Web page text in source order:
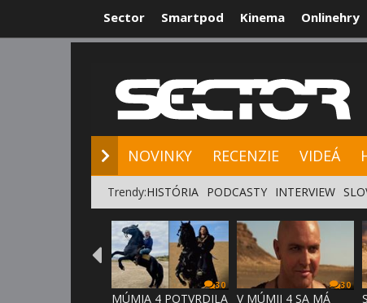
Sector Smartpod Kinema Onlinehry
NOVINKY RECENZIE VIDEÁ
Trendy:HISTÓRIA PODCASTY INTERVIEW
30
MÚMIA 4 POTVRDILA
30
V MÚMII 4 SA MÁ